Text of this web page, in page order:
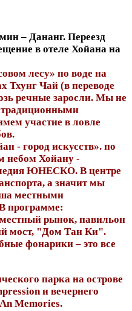
– Дананг. Переезд
в отеле Хойана на
лесу» по воде на
Тхунг Чай (в переводе
речные заросли. Мы не
традиционными
участие в ловле
- город искусств». по
небом Хойану -
ЮНЕСКО. В центре
а значит мы
местными
программе:
рынок, павильон
мост, "Дом Тан Ки".
фонарики – это все
парка на острове
и вечернего
Memories.